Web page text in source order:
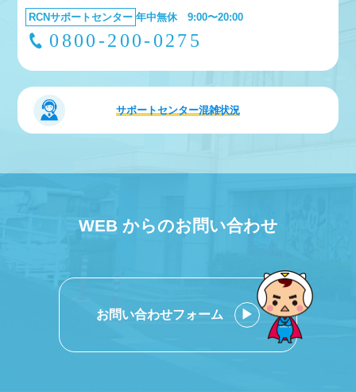
RCNサポートセンター 年中無休 9:00〜20:00
0800-200-0275
サポートセンター混雑状況
WEB からのお問い合わせ
お問い合わせフォーム